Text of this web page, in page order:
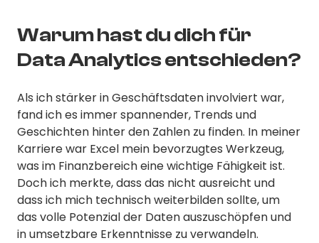
Warum hast du dich für
Data Analytics entschieden?
Als ich stärker in Geschäftsdaten involviert war,
fand ich es immer spannender, Trends und
Geschichten hinter den Zahlen zu finden. In meiner
Karriere war Excel mein bevorzugtes Werkzeug,
was im Finanzbereich eine wichtige Fähigkeit ist.
Doch ich merkte, dass das nicht ausreicht und
dass ich mich technisch weiterbilden sollte, um
das volle Potenzial der Daten auszuschöpfen und
in umsetzbare Erkenntnisse zu verwandeln.